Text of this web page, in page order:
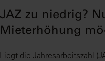
JAZ zu niedrig?
Mieterhöhung
Liegt die Jahresarbeitszahl